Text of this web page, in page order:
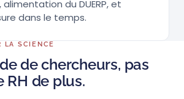
alimentation du DUERP, et
dans le temps.
LA SCIENCE
de chercheurs, pas
RH de plus.